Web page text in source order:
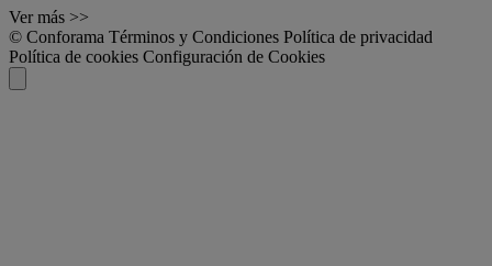
Ver más >>
© Conforama Términos y Condiciones Política de privacidad
Política de cookies Configuración de Cookies